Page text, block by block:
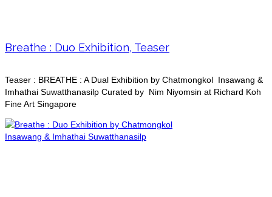
Breathe : Duo Exhibition, Teaser
Teaser : BREATHE : A Dual Exhibition by Chatmongkol Insawang &
Imhathai Suwatthanasilp Curated by Nim Niyomsin at Richard Koh
Fine Art Singapore